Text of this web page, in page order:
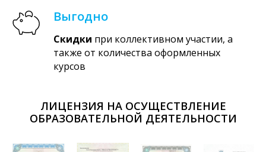
Выгодно
Скидки при коллективном участии, а
также от количества оформленных
курсов
ЛИЦЕНЗИЯ НА ОСУЩЕСТВЛЕНИЕ
ОБРАЗОВАТЕЛЬНОЙ ДЕЯТЕЛЬНОСТИ